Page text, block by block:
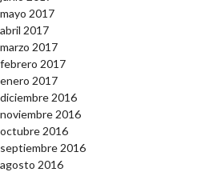
mayo 2017
abril 2017
marzo 2017
febrero 2017
enero 2017
diciembre 2016
noviembre 2016
octubre 2016
septiembre 2016
agosto 2016